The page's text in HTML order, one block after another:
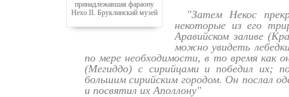
принадлежавшая фараону
Нехо II. Бруклинский музей
"Затем Некос
некоторые из его
Аравийском заливе
можно увидеть
по мере необходимости, в то время как
(Мегиддо) с сирийцами и победил их;
большим сирийским городом. Он послал
и посвятил их Аполлону"